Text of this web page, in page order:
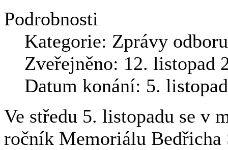
Podrobnosti
Kategorie: Zprávy
Zveřejněno: 12. listopad
Datum konání: 5.
Ve středu 5. listopadu se v
ročník Memoriálu Bedřicha